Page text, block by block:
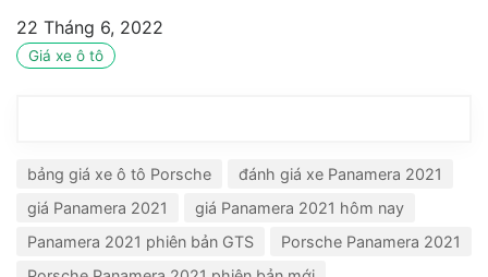
22 Tháng 6, 2022
Giá xe ô tô
bảng giá xe ô tô Porsche
đánh giá xe Panamera 2021
giá Panamera 2021
giá Panamera 2021 hôm nay
Panamera 2021 phiên bản GTS
Porsche Panamera 2021